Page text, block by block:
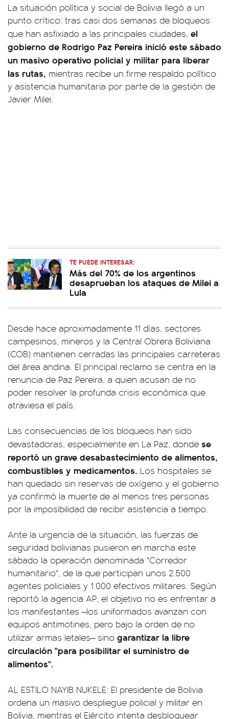
La situación política y social de Bolivia llegó a un
punto crítico: tras casi dos semanas de bloqueos
que han asfixiado a las principales ciudades, el
gobierno de Rodrigo Paz Pereira inició este sábado
un masivo operativo policial y militar para liberar
las rutas, mientras recibe un firme respaldo político
y asistencia humanitaria por parte de la gestión de
Javier Milei.
TE PUEDE INTERESAR:
Más del 70% de los argentinos
desaprueban los ataques de Milei a
Lula
Desde hace aproximadamente 11 días, sectores
campesinos, mineros y la Central Obrera Boliviana
(COB) mantienen cerradas las principales carreteras
del área andina. El principal reclamo se centra en la
renuncia de Paz Pereira, a quien acusan de no
poder resolver la profunda crisis económica que
atraviesa el país.
Las consecuencias de los bloqueos han sido
devastadoras, especialmente en La Paz, donde se
reportó un grave desabastecimiento de alimentos,
combustibles y medicamentos. Los hospitales se
han quedado sin reservas de oxígeno y el gobierno
ya confirmó la muerte de al menos tres personas
por la imposibilidad de recibir asistencia a tiempo.
Ante la urgencia de la situación, las fuerzas de
seguridad bolivianas pusieron en marcha este
sábado la operación denominada "Corredor
humanitario", de la que participan unos 2.500
agentes policiales y 1.000 efectivos militares. Según
reportó la agencia AP, el objetivo no es enfrentar a
los manifestantes —los uniformados avanzan con
equipos antimotines, pero bajo la orden de no
utilizar armas letales— sino garantizar la libre
circulación "para posibilitar el suministro de
alimentos".
AL ESTILO NAYIB NUKELE: El presidente de Bolivia
ordena un masivo despliegue policial y militar en
Bolivia, mientras el Ejército intenta desbloquear